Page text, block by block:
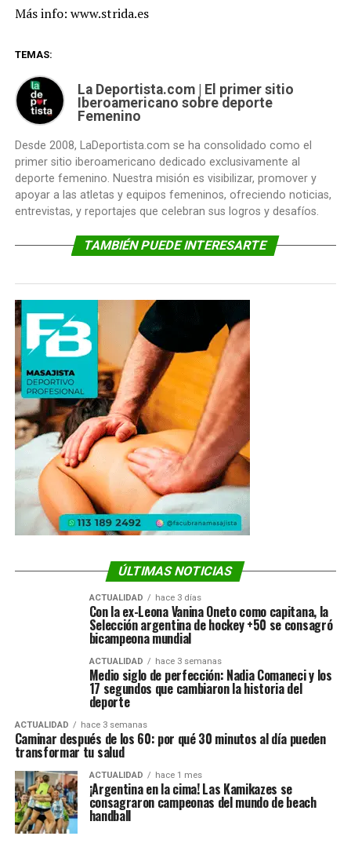
Más info: www.strida.es
TEMAS:
La Deportista.com | El primer sitio
Iberoamericano sobre deporte
Femenino
Desde 2008, LaDeportista.com se ha consolidado como el
primer sitio iberoamericano dedicado exclusivamente al
deporte femenino. Nuestra misión es visibilizar, promover y
apoyar a las atletas y equipos femeninos, ofreciendo noticias,
entrevistas, y reportajes que celebran sus logros y desafíos.
TAMBIÉN PUEDE INTERESARTE
ÚLTIMAS NOTICIAS
ACTUALIDAD hace 3 días
Con la ex-Leona Vanina Oneto como capitana, la
Selección argentina de hockey +50 se consagró
bicampeona mundial
ACTUALIDAD hace 3 semanas
Medio siglo de perfección: Nadia Comaneci y los
17 segundos que cambiaron la historia del
deporte
ACTUALIDAD hace 3 semanas
Caminar después de los 60: por qué 30 minutos al día pueden
transformar tu salud
ACTUALIDAD hace 1 mes
¡Argentina en la cima! Las Kamikazes se
consagraron campeonas del mundo de beach
handball